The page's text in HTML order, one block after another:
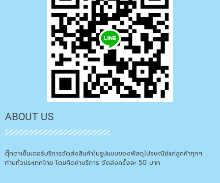
ABOUT US
ตุ๊กตาเซ็นเตอร์บริการจัดส่งสินค้าในรูปแบบของพัสดุไปรษณีย์แก่ลูกค้าทุกๆ
ท่านทั่วประเทศไทย โดยคิดค่าบริการ จัดส่งครั้งละ 50 บาท